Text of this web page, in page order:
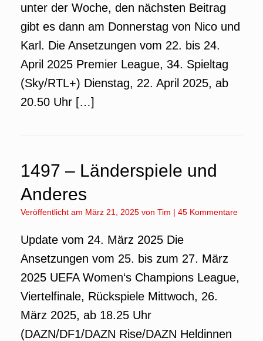
unter der Woche, den nächsten Beitrag
gibt es dann am Donnerstag von Nico und
Karl. Die Ansetzungen vom 22. bis 24.
April 2025 Premier League, 34. Spieltag
(Sky/RTL+) Dienstag, 22. April 2025, ab
20.50 Uhr […]
1497 – Länderspiele und
Anderes
Veröffentlicht am März 21, 2025 von Tim | 45 Kommentare
Update vom 24. März 2025 Die
Ansetzungen vom 25. bis zum 27. März
2025 UEFA Women‘s Champions League,
Viertelfinale, Rückspiele Mittwoch, 26.
März 2025, ab 18.25 Uhr
(DAZN/DF1/DAZN Rise/DAZN Heldinnen